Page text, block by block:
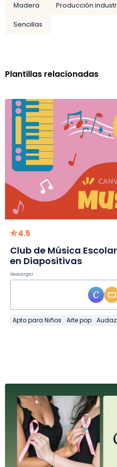
Madera
Producción
Sencillas
Plantillas relacionadas
4.5
Club de Música
en Diapositivas
Descargar
Apto para Niños Arte pop Audaz